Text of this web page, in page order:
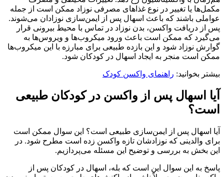
مکمل‌ها یا تغییر در نوع غذاهای مصرفی نوزاد ممکن است از جمله
عواملی باشند که باعث اسهال پس از ایمن‌سازی نوزادان می‌شوند.
پس از دریافت واکسن، بدن نوزاد در تماس با محیط بیرونی قرار
می‌گیرد که ممکن است باعث ورود میکروب‌ها و ویروس‌ها به
گوارش نوزاد شود و این بازده طبیعی برای مبارزه با این میکروب‌ها
ممکن است منجر به ایجاد اسهال در کودکان شود.
بیشتر بخوانید: راهنمای واکسن کودک
آیا اسهال پس از واکسن در کودکان طبیعی
است؟
آیا اسهال پس از ایمن‌سازی طبیعی است؟ این سوال ممکن است
برای والدینی که نوزادشان تازه واکسن‌ زده است مطرح شود. در
این بخش به بررسی و توضیح این مسئله می‌پردازیم.
پاسخ به این سوال این است که بله، اسهال در کودکان پس از